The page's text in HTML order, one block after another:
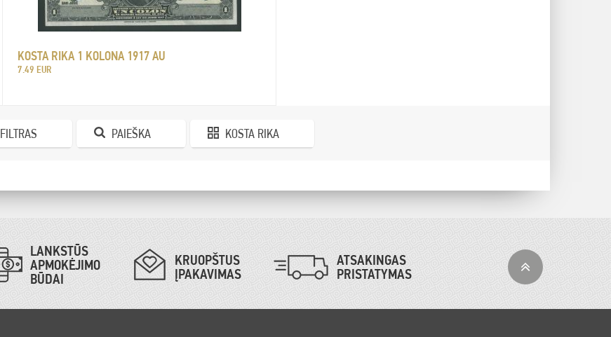
KOSTA RIKA 1 KOLONA 1917 AU
7.49 EUR
FILTRAS PAIEŠKA KOSTA RIKA
LANKSTŪS
APMOKĖJIMO
BŪDAI
KRUOPŠTUS
ĮPAKAVIMAS
ATSAKINGAS
PRISTATYMAS